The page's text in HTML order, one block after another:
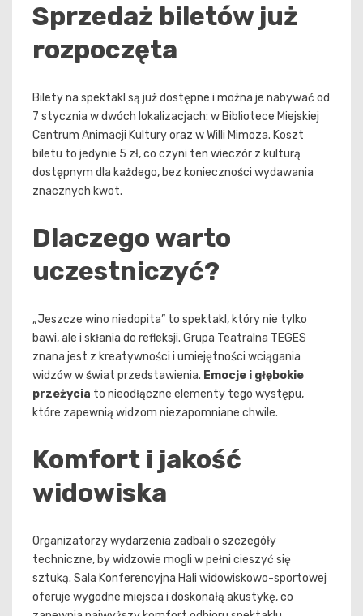
Sprzedaż biletów już
rozpoczęta
Bilety na spektakl są już dostępne i można je nabywać od
7 stycznia w dwóch lokalizacjach: w Bibliotece Miejskiej
Centrum Animacji Kultury oraz w Willi Mimoza. Koszt
biletu to jedynie 5 zł, co czyni ten wieczór z kulturą
dostępnym dla każdego, bez konieczności wydawania
znacznych kwot.
Dlaczego warto
uczestniczyć?
„Jeszcze wino niedopita” to spektakl, który nie tylko
bawi, ale i skłania do refleksji. Grupa Teatralna TEGES
znana jest z kreatywności i umiejętności wciągania
widzów w świat przedstawienia. Emocje i głębokie
przeżycia to nieodłączne elementy tego występu,
które zapewnią widzom niezapomniane chwile.
Komfort i jakość
widowiska
Organizatorzy wydarzenia zadbali o szczegóły
techniczne, by widzowie mogli w pełni cieszyć się
sztuką. Sala Konferencyjna Hali widowiskowo-sportowej
oferuje wygodne miejsca i doskonałą akustykę, co